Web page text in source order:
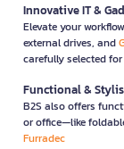
Innovative IT &
Elevate your
external drives, and
carefully selected
Functional &
B2S also offers
or office—like
Furradec